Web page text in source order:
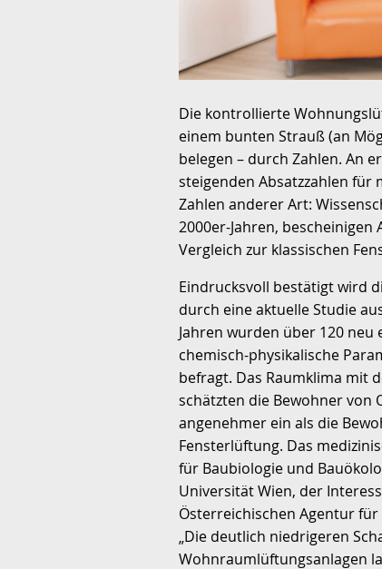
Die kontrollierte
einem bunten Strauß (an
belegen – durch Zahlen. An
steigenden Absatzzahlen für
Zahlen anderer Art:
2000er-Jahren,
Vergleich zur klassischen
Eindrucksvoll bestätigt wird
durch eine aktuelle Studie
Jahren wurden über 120
chemisch-physikalische
befragt. Das Raumklima mit
schätzten die Bewohner
angenehmer ein als die
Fensterlüftung. Das
für Baubiologie und
Universität Wien, der
Österreichischen Agentur
„Die deutlich niedrigeren
Wohnraumlüftungsanlagen